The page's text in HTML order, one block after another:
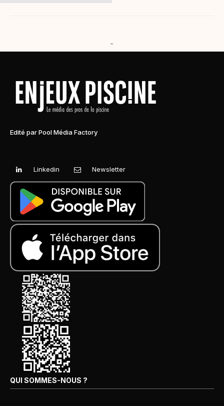
-
Edité par Pool Média Factory
Linkedin Newsletter
QUI SOMMES-NOUS ?